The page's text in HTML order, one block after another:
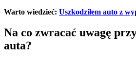
Warto wiedzieć: Uszkodziłem auto z
Na co zwracać uwagę
auta?